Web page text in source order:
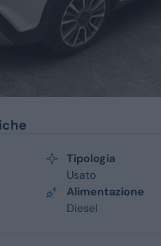
Tipologia
Usato
Alimentazione
Diesel